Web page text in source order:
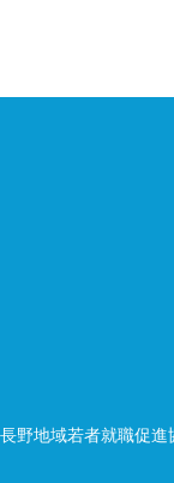
長野地域若者就職促